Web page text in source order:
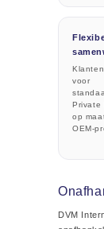
voor
Private
op
OEM-
DVM